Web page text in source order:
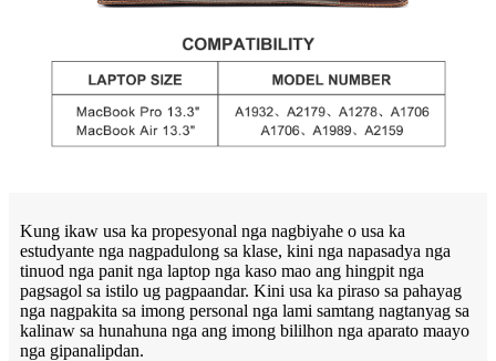
Kung ikaw usa ka propesyonal nga nagbiyahe o usa ka
estudyante nga nagpadulong sa klase, kini nga napasadya nga
tinuod nga panit nga laptop nga kaso mao ang hingpit nga
pagsagol sa istilo ug pagpaandar. Kini usa ka piraso sa pahayag
nga nagpakita sa imong personal nga lami samtang nagtanyag sa
kalinaw sa hunahuna nga ang imong bililhon nga aparato maayo
nga gipanalipdan.